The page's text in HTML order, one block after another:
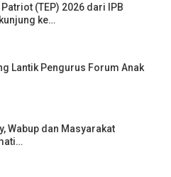
(TEP) 2026 dari IPB
ke…
Lantik Pengurus Forum Anak
Wabup dan Masyarakat